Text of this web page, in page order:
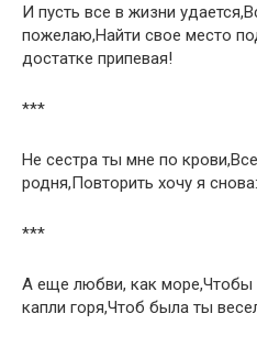
И пусть все в жизни
пожелаю,Найти свое место
достатке припевая!
***
Не сестра ты мне по
родня,Повторить хочу я
***
А еще любви, как море,Чтобы
капли горя,Чтоб была ты